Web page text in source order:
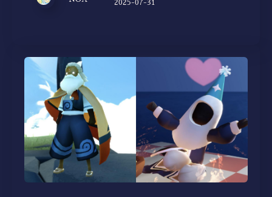
2025-07-31